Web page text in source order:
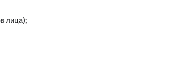
лица);